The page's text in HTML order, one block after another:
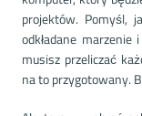
projektów. Pomyśl,
odkładane
musisz przeliczać
na to przygotowany.